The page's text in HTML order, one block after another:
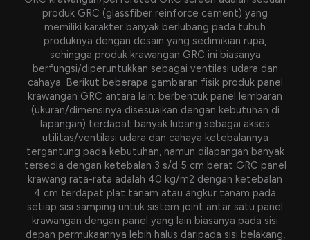
produk GRC (glassfiber reinforce cement) yang
memiliki karakter banyak berlubang pada tubuh
produknya dengan desain yang sedimikian rupa,
sehingga produk krawangan GRC ini biasanya
berfungsi/diperuntukkan sebagai ventilasi udara dan
cahaya. Berikut beberapa gambaran fisik produk panel
krawangan GRC antara lain: berbentuk panel lembaran
(ukuran/dimensinya disesuaikan dengan kebutuhan di
lapangan) terdapat banyak lubang sebagai akses
utilitas/ventilasi udara dan cahaya ketebalannya
tergantung pada kebutuhan, namun dilapangan banyak
tersedia dengan ketebalan 3 s/d 5 cm berat GRC panel
krawang rata-rata adalah 40 kg/m2 dengan ketebalan
4 cm terdapat plat tanam atau angkur tanam pada
setiap sisi samping untuk sistem joint antar satu panel
krawangan dengan panel yang lain biasanya pada sisi
depan permukaannya lebih halus daripada sisi belakang,